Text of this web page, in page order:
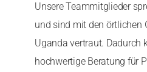
Unsere Teammitglieder
und sind mit den örtlichen
Uganda vertraut. Dadurch
hochwertige Beratung für